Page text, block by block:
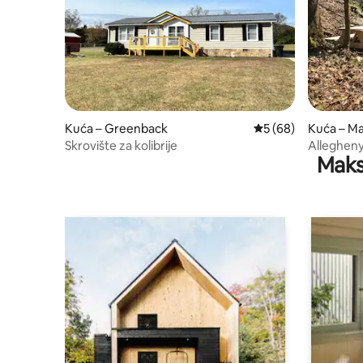
Kuća – Greenback Prosječna ocjena:
5 (68)
Skrovište za kolibrije
Kuća –